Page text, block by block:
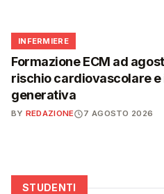
🩺
INFERMIERE
Formazione ECM ad
rischio cardiovascolare
generativa
BY REDAZIONE 7 AGOSTO 2026
STUDENTI